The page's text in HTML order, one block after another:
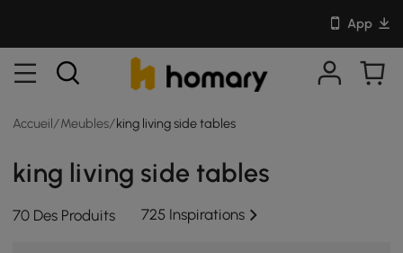
App
Accueil/ Meubles/ king living side tables
king living side tables
70 Des Produits 725 Inspirations